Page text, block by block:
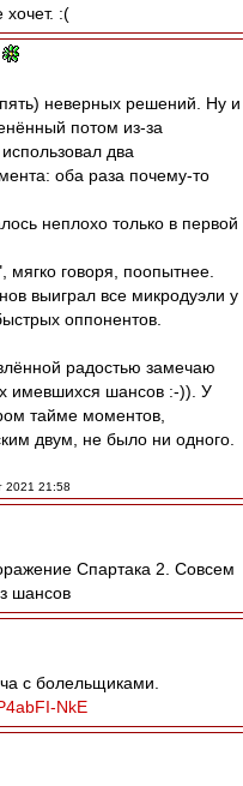
хочет. :(
неверных решений. Ну и
потом из-за
два
оба раза почему-то
неплохо только в первой
мягко говоря, поопытнее.
выиграл все микродуэли у
оппонентов.
радостью замечаю
имевшихся шансов :-)). У
тайме моментов,
двум, не было ни одного.
2021 21:58
Спартака 2. Совсем
шансов
с болельщиками.
NkE